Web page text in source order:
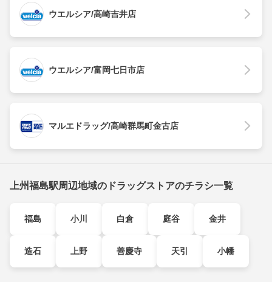
ウエルシア/高崎吉井店
ウエルシア/富岡七日市店
マルエドラッグ/高崎群馬町金古店
上州福島駅周辺地域のドラッグストアのチラシ一覧
福島 小川 白倉 庭谷 金井
造石 上野 善慶寺 天引 小幡